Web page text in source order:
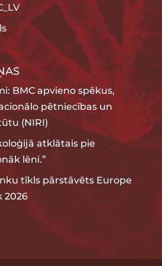
BMC apvieno spēkus,
pētniecības un
(NIRI)
atklātais pie
lēni.”
tīkls pārstāvēts Europe
2026